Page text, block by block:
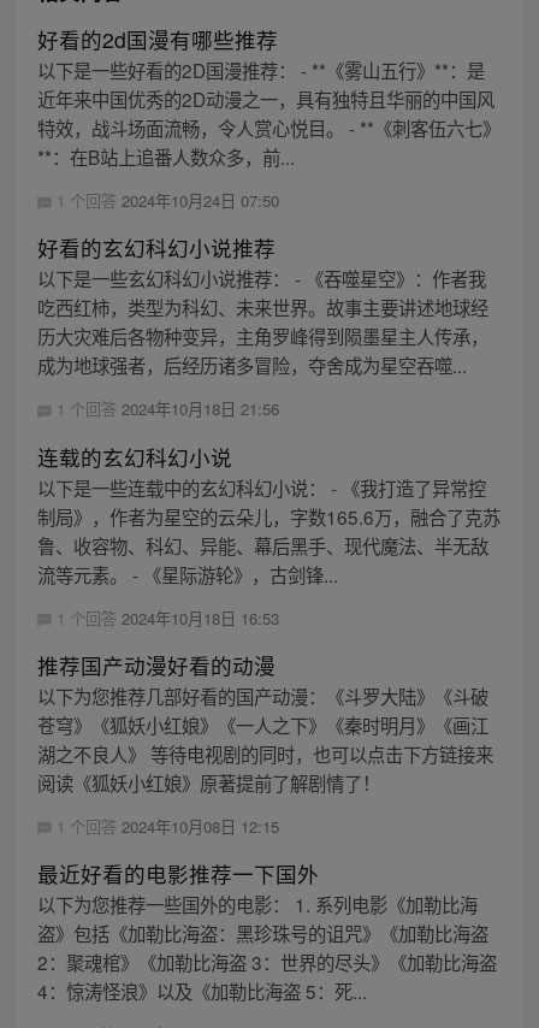
好看的2d国漫有哪些推荐
以下是一些好看的2D国漫推荐： - **《雾山五行》**：是
近年来中国优秀的2D动漫之一，具有独特且华丽的中国风
特效，战斗场面流畅，令人赏心悦目。 - **《刺客伍六七》
**：在B站上追番人数众多，前...
1 个回答 2024年10月24日 07:50
好看的玄幻科幻小说推荐
以下是一些玄幻科幻小说推荐： - 《吞噬星空》：作者我
吃西红柿，类型为科幻、未来世界。故事主要讲述地球经
历大灾难后各物种变异，主角罗峰得到陨墨星主人传承，
成为地球强者，后经历诸多冒险，夺舍成为星空吞噬...
1 个回答 2024年10月18日 21:56
连载的玄幻科幻小说
以下是一些连载中的玄幻科幻小说： - 《我打造了异常控
制局》，作者为星空的云朵儿，字数165.6万，融合了克苏
鲁、收容物、科幻、异能、幕后黑手、现代魔法、半无敌
流等元素。 - 《星际游轮》，古剑锋...
1 个回答 2024年10月18日 16:53
推荐国产动漫好看的动漫
以下为您推荐几部好看的国产动漫：《斗罗大陆》《斗破
苍穹》《狐妖小红娘》《一人之下》《秦时明月》《画江
湖之不良人》 等待电视剧的同时，也可以点击下方链接来
阅读《狐妖小红娘》原著提前了解剧情了！
1 个回答 2024年10月08日 12:15
最近好看的电影推荐一下国外
以下为您推荐一些国外的电影： 1. 系列电影《加勒比海
盗》包括《加勒比海盗：黑珍珠号的诅咒》《加勒比海盗
2：聚魂棺》《加勒比海盗 3：世界的尽头》《加勒比海盗
4：惊涛怪浪》以及《加勒比海盗 5：死...